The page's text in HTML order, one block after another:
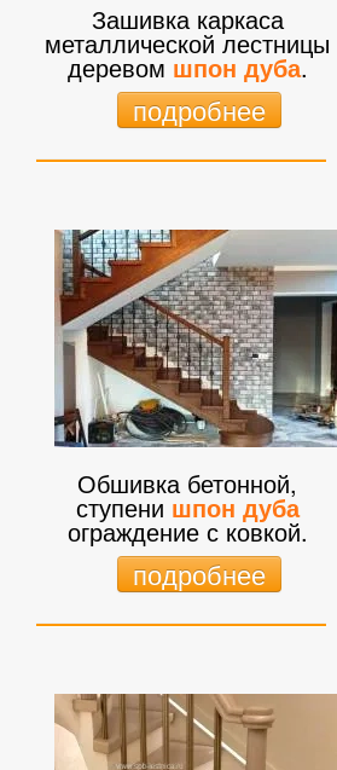
Зашивка каркаса
металлической лестницы
деревом шпон дуба.
подробнее
Обшивка бетонной,
ступени шпон дуба
ограждение с ковкой.
подробнее